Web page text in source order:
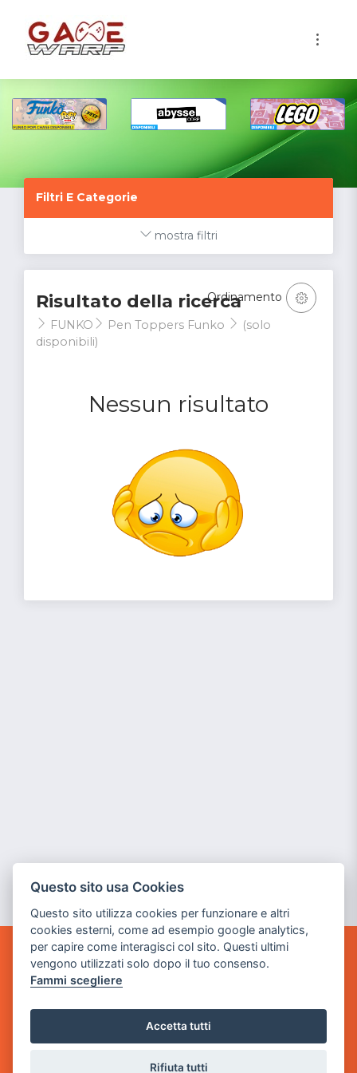
Filtri E Categorie
mostra filtri
Risultato della ricerca
FUNKO Pen Toppers Funko
(solo
disponibili)
Nessun risultato
Ordinamento
GAME WARP
BY POWER GAME SRL
Sede Legale
via Villaggio dei Platani, 3
- 25014 Castenedolo, Brescia
Questo sito usa Cookies
Questo sito utilizza cookies per funzionare e altri
cookies esterni, come ad esempio google analytics,
per capire come interagisci col sito. Questi ultimi
vengono utilizzati solo dopo il tuo consenso.
Fammi scegliere
Accetta tutti
Rifiuta tutti